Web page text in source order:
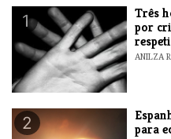
1
Três
por
ANILZA
2
para